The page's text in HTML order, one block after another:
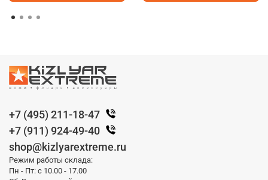
+7 (495) 211-18-47
+7 (911) 924-49-40
shop@kizlyarextreme.ru
Режим работы склада:
Пн - Пт: с 10.00 - 17.00